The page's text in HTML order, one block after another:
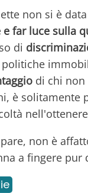
non si è
e far luce sulla
di
di chi non
è solitamente
non è
a fingere